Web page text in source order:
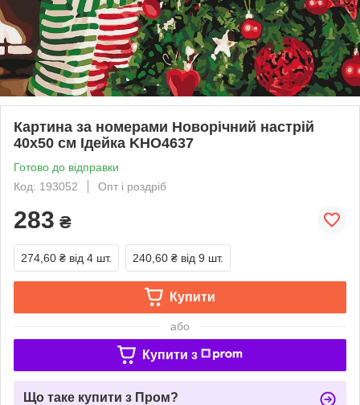
Картина за номерами Новорічний настрій
40х50 см Ідейка KHO4637
Готово до відправки
Код: 193052
Опт і роздріб
283 ₴
274,60 ₴ від 4 шт. 240,60 ₴ від 9 шт.
Купити
або
Купити з
Що таке купити з Пром?